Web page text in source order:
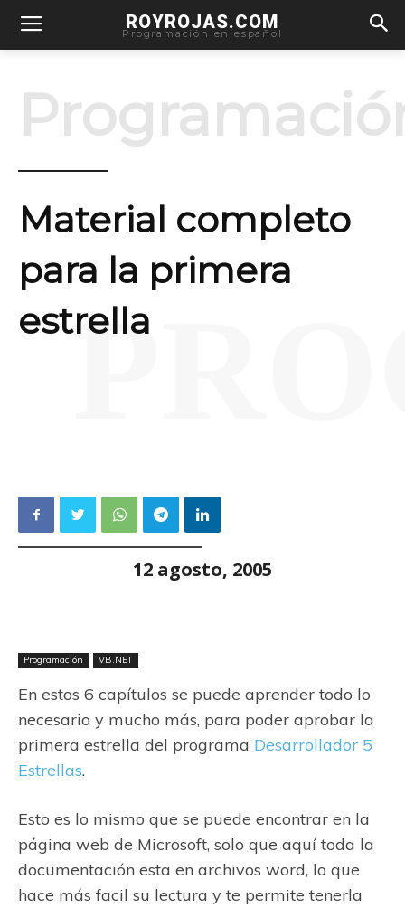
ROYROJAS.COM
Programación en español
Material completo
para la primera
estrella
12 agosto, 2005
Programación VB.NET
En estos 6 capítulos se puede aprender todo lo
necesario y mucho más, para poder aprobar la
primera estrella del programa Desarrollador 5
Estrellas.
Esto es lo mismo que se puede encontrar en la
página web de Microsoft, solo que aquí toda la
documentación esta en archivos word, lo que
hace más facil su lectura y te permite tenerla